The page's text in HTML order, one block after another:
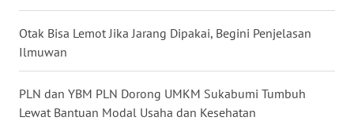
Otak Bisa Lemot Jika Jarang Dipakai, Begini Penjelasan
Ilmuwan
PLN dan YBM PLN Dorong UMKM Sukabumi Tumbuh
Lewat Bantuan Modal Usaha dan Kesehatan
WN
NTB